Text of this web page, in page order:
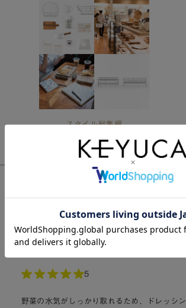
5.0
10件
5
野菜の水気がしっかり取れるため、ドレッシ